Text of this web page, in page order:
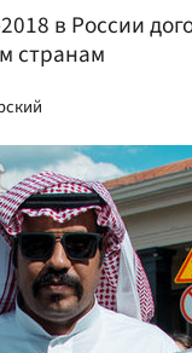
в России
странам